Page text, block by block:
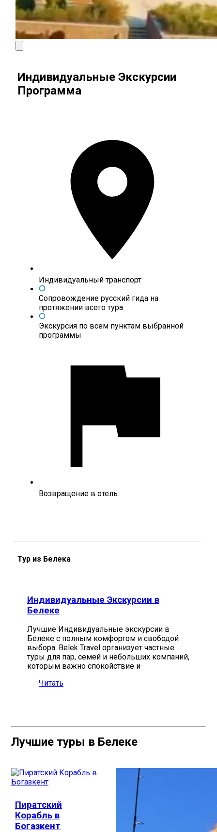
Индивидуальные Экскурсии
Программа
Индивидуальный транспорт
Сопровождение русский гида на
протяжении всего тура
Экскурсия по всем пунктам выбранной
программы
Возвращение в отель.
Тур из Белека
Индивидуальные Экскурсии в
Белеке
Лучшие Индивидуальные экскурсии в
Белеке с полным комфортом и свободой
выбора. Belek Travel организует частные
туры для пар, семей и небольших компаний,
которым важно спокойствие и
Читать
Лучшие туры в Белеке
Пиратский
Корабль в
Богазкент